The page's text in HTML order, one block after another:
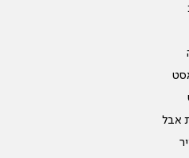
אבל